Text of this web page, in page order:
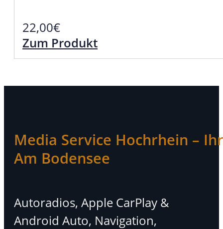
22,00€
Zum Produkt
Media Service Hochrhein –
Am Bodensee
Autoradios, Apple CarPlay &
Android Auto, Navigation,